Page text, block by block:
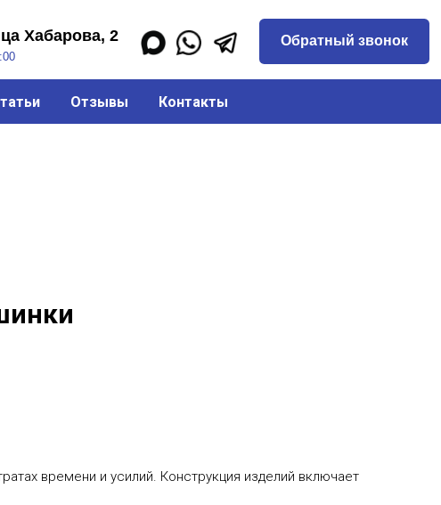
2 Обратный звонок
Отзывы Контакты
времени и усилий. Конструкция изделий включает